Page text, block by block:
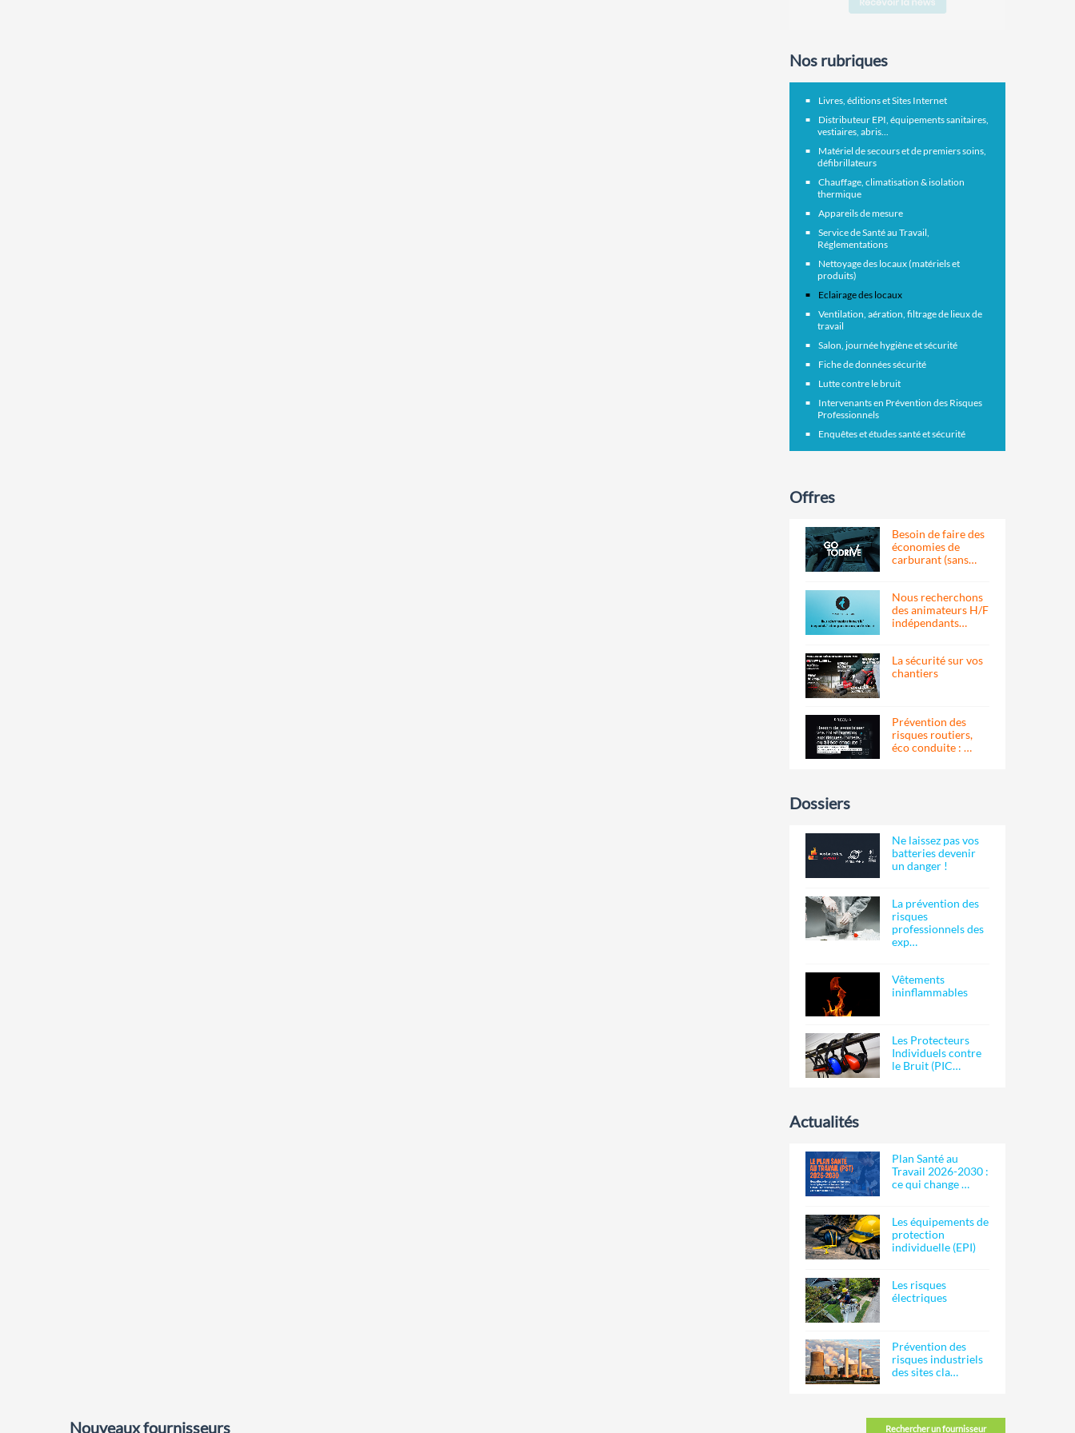
Nos rubriques
Livres, éditions et Sites Internet
Distributeur EPI, équipements sanitaires,
vestiaires, abris...
Matériel de secours et de premiers soins,
défibrillateurs
Chauffage, climatisation & isolation
thermique
Appareils de mesure
Service de Santé au Travail,
Réglementations
Nettoyage des locaux (matériels et
produits)
Eclairage des locaux
Ventilation, aération, filtrage de lieux de
travail
Salon, journée hygiène et sécurité
Fiche de données sécurité
Lutte contre le bruit
Intervenants en Prévention des Risques
Professionnels
Enquêtes et études santé et sécurité
Offres
Besoin de faire des
économies de
carburant (sans…
Nous recherchons
des animateurs H/F
indépendants…
La sécurité sur vos
chantiers
Prévention des
risques routiers,
éco conduite : …
Dossiers
Ne laissez pas vos
batteries devenir
un danger !
La prévention des
risques
professionnels des
exp…
Vêtements
ininflammables
Les Protecteurs
Individuels contre
le Bruit (PIC…
Actualités
Plan Santé au
Travail 2026-2030 :
ce qui change …
Les équipements de
protection
individuelle (EPI)
Les risques
électriques
Prévention des
risques industriels
des sites cla…
Rechercher un fournisseur
Nouveaux fournisseurs